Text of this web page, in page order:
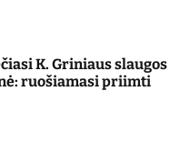
K. Griniaus slaugos
ruošiamasi priimti